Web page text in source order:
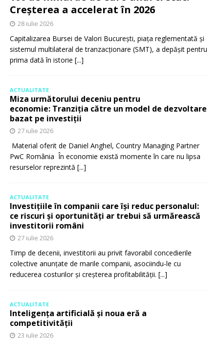
Creșterea a accelerat în 2026
28 iulie 2026
Capitalizarea Bursei de Valori București, piața reglementată și
sistemul multilateral de tranzacționare (SMT), a depășit pentru
prima dată în istorie [...]
ACTUALITATE
Miza următorului deceniu pentru
economie: Tranziția către un model de dezvoltare
bazat pe investiții
27 iulie 2026
Material oferit de Daniel Anghel, Country Managing Partner
PwC România În economie există momente în care nu lipsa
resurselor reprezintă [...]
ACTUALITATE
Investițiile în companii care își reduc personalul:
ce riscuri și oportunități ar trebui să urmărească
investitorii români
27 iulie 2026
Timp de decenii, investitorii au privit favorabil concedierile
colective anunțate de marile companii, asociindu-le cu
reducerea costurilor și creșterea profitabilității. [...]
ACTUALITATE
Inteligența artificială și noua eră a
competitivității
23 iulie 2026